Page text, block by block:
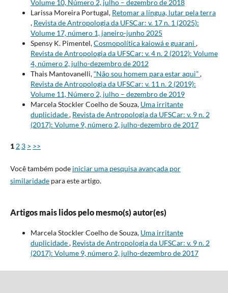
Volume 10, Número 2, julho – dezembro de 2018
Larissa Moreira Portugal, Retomar a língua, lutar pela terra
, Revista de Antropologia da UFSCar: v. 17 n. 1 (2025):
Volume 17, número 1, janeiro-junho 2025
Spensy K. Pimentel,Cosmopolítica kaiowá e guarani ,
Revista de Antropologia da UFSCar: v. 4 n. 2 (2012): Volume
4, número 2, julho-dezembro de 2012
Thais Mantovanelli,“Não sou homem para estar aqui”,
Revista de Antropologia da UFSCar: v. 11 n. 2 (2019):
Volume 11, Número 2, julho – dezembro de 2019
Marcela Stockler Coelho de Souza, Uma irritante
duplicidade, Revista de Antropologia da UFSCar: v. 9 n. 2
(2017): Volume 9, número 2, julho-dezembro de 2017
1 2 3 > >>
Você também pode iniciar uma pesquisa avançada por
similaridadepara este artigo.
Artigos mais lidos pelo mesmo(s) autor(es)
Marcela Stockler Coelho de Souza, Uma irritante
duplicidade, Revista de Antropologia da UFSCar: v. 9 n. 2
(2017): Volume 9, número 2, julho-dezembro de 2017